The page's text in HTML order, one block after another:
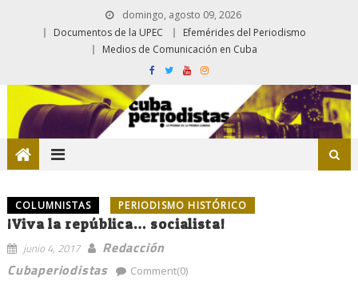
domingo, agosto 09, 2026
Documentos de la UPEC
Efemérides del Periodismo
Medios de Comunicación en Cuba
COLUMNISTAS PERIODISMO HISTÓRICO
¡Viva la república… socialista!
junio 4, 2017
Redacción
Cubaperiodistas
Comment(0)